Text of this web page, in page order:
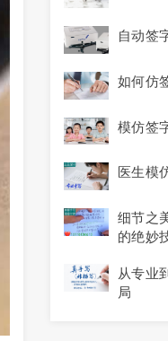
自动签
如何仿
模仿签
医生模
细节之
的绝妙
从专业
局